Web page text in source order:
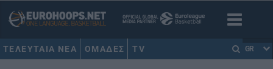
ΤΕΛΕΥΤΑΙΑ ΝΕΑ ΟΜΑΔΕΣ TV GR